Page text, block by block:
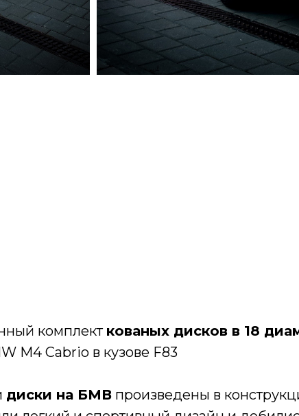
комплект кованых дисков в 18
M4 Cabrio в кузове F83
диски на БМВ произведены в